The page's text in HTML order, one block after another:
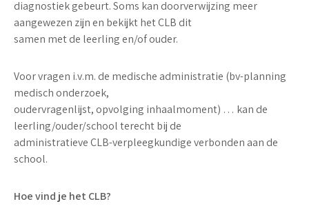
diagnostiek gebeurt. Soms kan doorverwijzing meer
aangewezen zijn en bekijkt het CLB dit
samen met de leerling en/of ouder.
Voor vragen i.v.m. de medische administratie (bv-planning
medisch onderzoek,
oudervragenlijst, opvolging inhaalmoment) … kan de
leerling/ouder/school terecht bij de
administratieve CLB-verpleegkundige verbonden aan de
school.
Hoe vind je het CLB?